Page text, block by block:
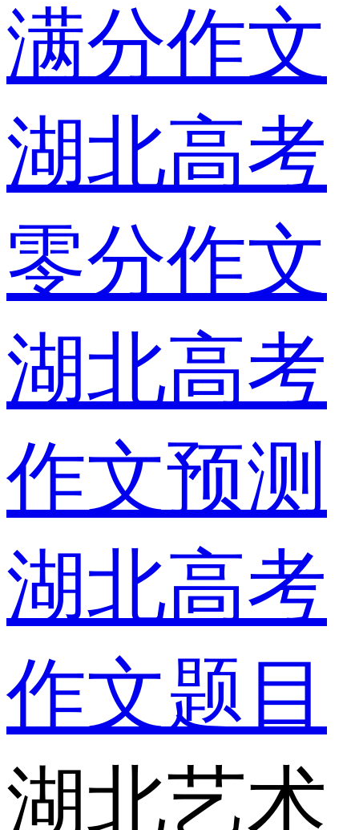
满分作文
湖北高考
零分作文
湖北高考
作文预测
湖北高考
作文题目
湖北艺术